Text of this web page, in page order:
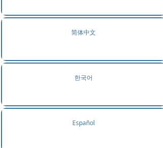
简体中文
한국어
Español